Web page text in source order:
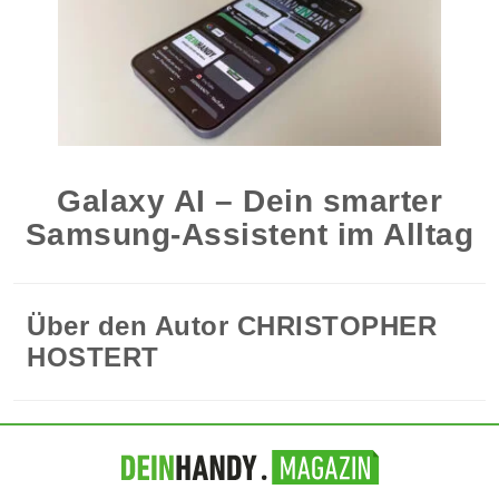
Galaxy AI – Dein smarter
Samsung-Assistent im Alltag
Über den Autor CHRISTOPHER
HOSTERT